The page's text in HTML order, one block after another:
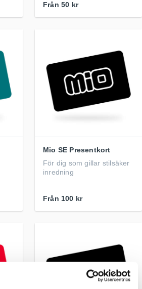
Från 50 kr
Mio SE Presentkort
För dig som gillar stilsäker
inredning
Från 100 kr